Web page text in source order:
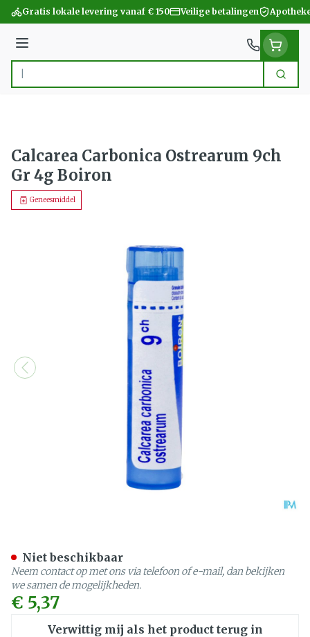
Ga naar de inhoud
Gratis lokale levering vanaf € 150 Veilige betalingen
Menu
Product, merk, categorie... Zoek
Calcarea Carbonica Ostrearum 9ch
Gr 4g Boiron
Geneesmiddel
€ 5,37
Verwittig mij als het product terug in
Niet beschikbaar
Neem contact op met ons via telefoon of e-mail, dan bekijken
we samen de mogelijkheden.